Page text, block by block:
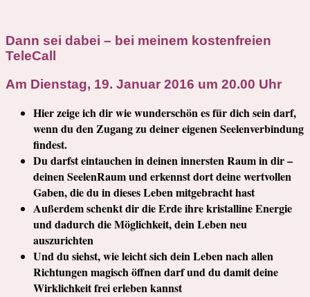
Dann sei dabei – bei meinem kostenfreien
TeleCall
Am Dienstag, 19. Januar 2016 um 20.00 Uhr
Hier zeige ich dir wie wunderschön es für dich sein darf,
wenn du den Zugang zu deiner eigenen Seelenverbindung
findest.
Du darfst eintauchen in deinen innersten Raum in dir –
deinen SeelenRaum und erkennst dort deine wertvollen
Gaben, die du in dieses Leben mitgebracht hast
Außerdem schenkt dir die Erde ihre kristalline Energie
und dadurch die Möglichkeit, dein Leben neu
auszurichten
Und du siehst, wie leicht sich dein Leben nach allen
Richtungen magisch öffnen darf und du damit deine
Wirklichkeit frei erleben kannst